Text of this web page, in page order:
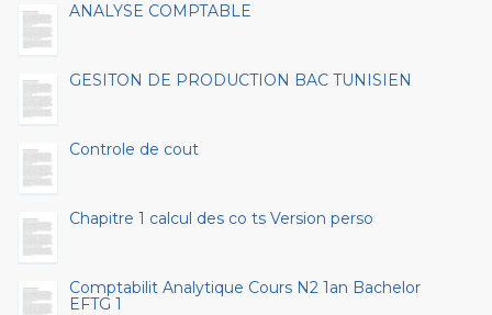
ANALYSE COMPTABLE
GESITON DE PRODUCTION BAC TUNISIEN
Controle de cout
Chapitre 1 calcul des co ts Version perso
Comptabilit Analytique Cours N2 1an Bachelor
EFTG 1